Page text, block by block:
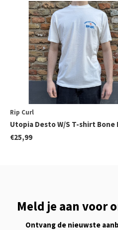
Rip Curl
Utopia Desto W/S T-shirt Bone
€25,99
Meld je aan voor
Ontvang de nieuwste